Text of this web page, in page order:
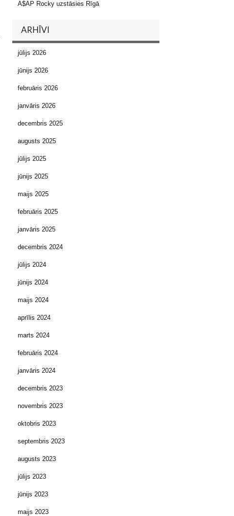
A$AP Rocky uzstāsies Rīgā
ARHĪVI
jūlijs 2026
jūnijs 2026
februāris 2026
janvāris 2026
decembris 2025
augusts 2025
jūlijs 2025
jūnijs 2025
maijs 2025
februāris 2025
janvāris 2025
decembris 2024
jūlijs 2024
jūnijs 2024
maijs 2024
aprīlis 2024
marts 2024
februāris 2024
janvāris 2024
decembris 2023
novembris 2023
oktobris 2023
septembris 2023
augusts 2023
jūlijs 2023
jūnijs 2023
maijs 2023